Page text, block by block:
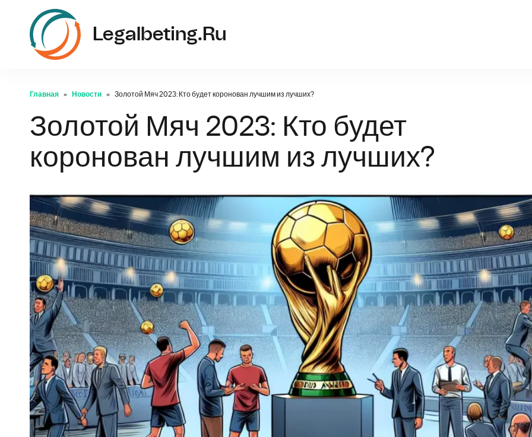
Legalbeting.ru
Главная Новости Золотой Мяч 2023: Кто будет коронован лучшим из лучших?
Золотой Мяч 2023: Кто будет
коронован лучшим из лучших?